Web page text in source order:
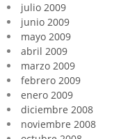
julio 2009
junio 2009
mayo 2009
abril 2009
marzo 2009
febrero 2009
enero 2009
diciembre 2008
noviembre 2008